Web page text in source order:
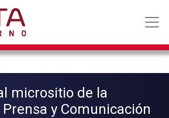
micrositio de la
y Comunicación